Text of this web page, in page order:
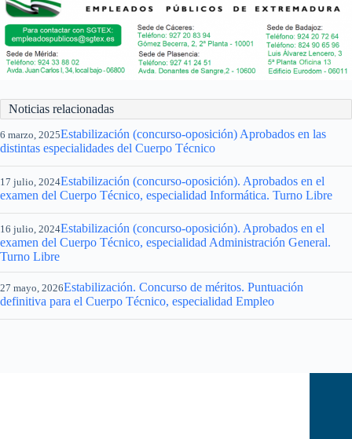
Noticias relacionadas
6 marzo, 2025Estabilización (concurso-oposición) Aprobados en las
distintas especialidades del Cuerpo Técnico
17 julio, 2024Estabilización (concurso-oposición). Aprobados en el
examen del Cuerpo Técnico, especialidad Informática. Turno Libre
16 julio, 2024Estabilización (concurso-oposición). Aprobados en el
examen del Cuerpo Técnico, especialidad Administración General.
Turno Libre
27 mayo, 2026Estabilización. Concurso de méritos. Puntuación
definitiva para el Cuerpo Técnico, especialidad Empleo